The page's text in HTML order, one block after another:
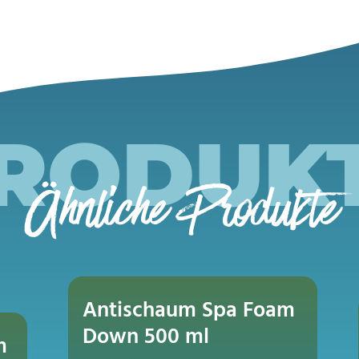
Ähnliche Produkte
Antischaum Spa Foam
Down 500 ml